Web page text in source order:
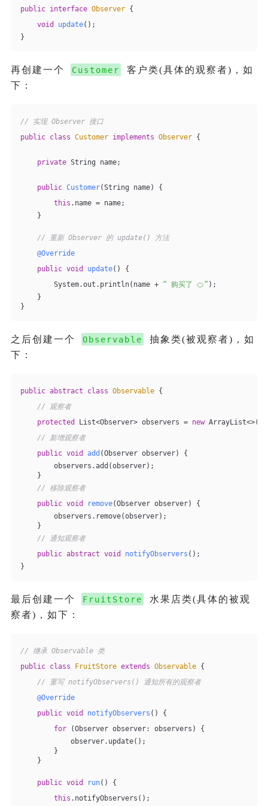
public interface Observer {
void
update() ;
}
再创建一个 Customer
客户类(具体的观察者)，如
下：
// 实现 Observer 接口
public class Customer implements Observer {
private String name;
public Customer(String name)
{
this .name = name;
}
// 重新 Observer 的 update() 方法
@Override
public void update()
{
System.out.println(name + “ 购买了 🍊” );
}
}
之后创建一个 Observable
抽象类(被观察者)，如
下：
public abstract class Observable {
// 观察者
protected
List<Observer> observers = new ArrayList<>();
// 新增观察者
public void add (Observer observer)
{
observers.add(observer);
}
// 移除观察者
public void remove(Observer observer)
{
observers.remove(observer);
}
// 通知观察者
public abstract void notifyObservers () ;
}
最后创建一个 FruitStore
水果店类(具体的被观
察者)，如下：
// 继承 Observable 类
public class FruitStore extends Observable {
// 重写 notifyObservers() 通知所有的观察者
@Override
public void notifyObservers ()
{
for (Observer observer: observers) {
observer.update();
}
}
public void run()
{
this .notifyObservers();